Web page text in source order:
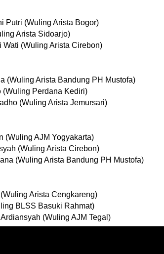
Putri (Wuling Arista Bogor)
Arista Sidoarjo)
(Wuling Arista Cirebon)
(Wuling Arista Bandung PH Mustofa)
(Wuling Perdana Kediri)
(Wuling Arista Jemursari)
(Wuling AJM Yogyakarta)
(Wuling Arista Cirebon)
(Wuling Arista Bandung PH Mustofa)
Arista Cengkareng)
BLSS Basuki Rahmat)
(Wuling AJM Tegal)